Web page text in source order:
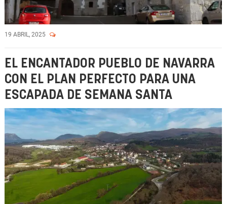
19 ABRIL, 2025
EL ENCANTADOR PUEBLO DE NAVARRA
CON EL PLAN PERFECTO PARA UNA
ESCAPADA DE SEMANA SANTA